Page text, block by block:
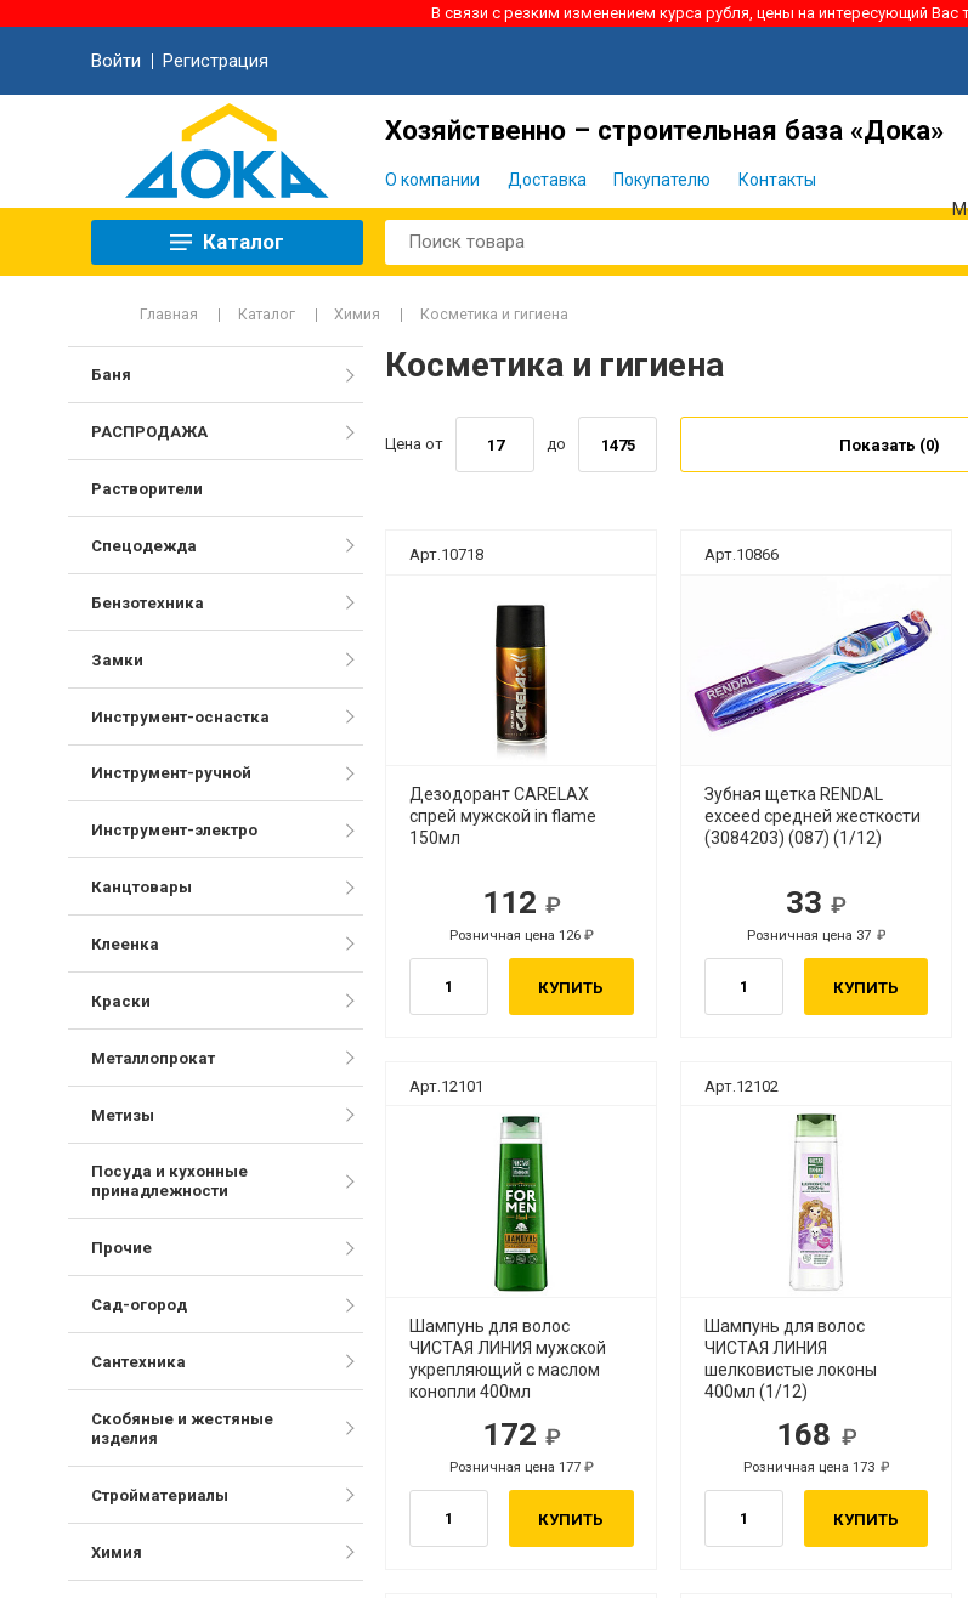
В связи с резким изменением курса рубля, цены на интересующий Вас
Войти Регистрация
Хозяйственно – строительная база «Дока»
О компании Доставка Покупателю Контакты
Каталог
Главная Каталог Химия Косметика и гигиена
Косметика и гигиена
Цена от до Показать (0)
Арт.10718
Дезодорант CARELAX
спрей мужской in flame
150мл
112
Розничная цена 126
КУПИТЬ
Арт.10866
Зубная щетка RENDAL
exceed средней жесткости
(3084203) (087) (1/12)
33
руб.
Розничная цена 37
КУПИТЬ
руб.
руб.
руб.
руб.
Арт.12101
Шампунь для волос
ЧИСТАЯ ЛИНИЯ мужской
укрепляющий с маслом
конопли 400мл
172
Розничная цена 177
КУПИТЬ
Арт.12102
Шампунь для волос
ЧИСТАЯ ЛИНИЯ
шелковистые локоны
400мл (1/12)
168
Розничная цена 173
руб.
КУПИТЬ
руб.
руб.
руб.
руб.
Баня
РАСПРОДАЖА
Растворители
Спецодежда
Бензотехника
Замки
Инструмент-оснастка
Инструмент-ручной
Инструмент-электро
Канцтовары
Клеенка
Краски
Металлопрокат
Метизы
Посуда и кухонные
принадлежности
Прочие
Сад-огород
Сантехника
Скобяные и жестяные
изделия
Стройматериалы
Химия